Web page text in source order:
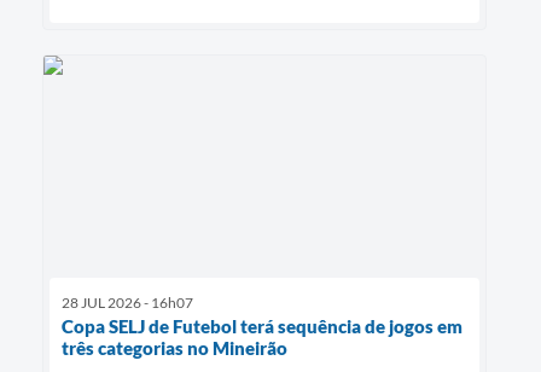
28 JUL 2026 - 16h07
Copa SELJ de Futebol terá sequência de jogos em
três categorias no Mineirão